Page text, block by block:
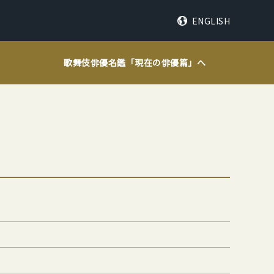
ENGLISH
歌舞伎俳優名鑑「現在の俳優篇」へ